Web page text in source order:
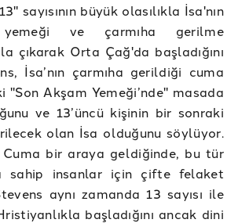
sayısının büyük olasılıkla İsa'nın
ve çarmıha gerilme
çıkarak Orta Çağ'da başladığını
İsa’nın çarmıha gerildiği cuma
"Son Akşam Yemeği’nde" masada
ve 13’üncü kişinin bir sonraki
olan İsa olduğunu söylüyor.
Cuma bir araya geldiğinde, bu tür
sahip insanlar için çifte felaket
aynı zamanda 13 sayısı ile
başladığını ancak dini